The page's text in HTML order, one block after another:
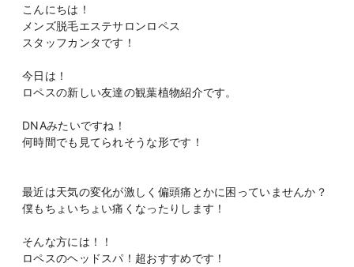
こんにちは！
メンズ脱毛エステサロンロペス
スタッフカンタです！
今日は！
ロペスの新しい友達の観葉植物紹介です。
DNAみたいですね！
何時間でも見てられそうな形です！
最近は天気の変化が激しく偏頭痛とかに困っていませんか？
僕もちょいちょい痛くなったりします！
そんな方には！！
ロペスのヘッドスパ！超おすすめです！